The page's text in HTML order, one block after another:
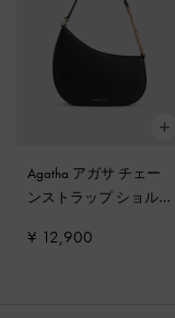
Agatha アガサ チェー
ンストラップ ショル
¥ 12,900